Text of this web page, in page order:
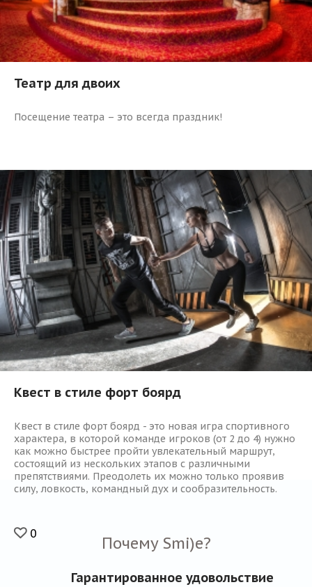
Театр для двоих
Посещение театра – это всегда праздник!
2472
Квест в стиле форт боярд
Квест в стиле форт боярд - это новая игра спортивного
характера, в которой команде игроков (от 2 до 4) нужно
как можно быстрее пройти увлекательный маршрут,
состоящий из нескольких этапов с различными
препятствиями. Преодолеть их можно только проявив
силу, ловкость, командный дух и сообразительность.
0
Почему Smi)e?
Гарантированное удовольствие